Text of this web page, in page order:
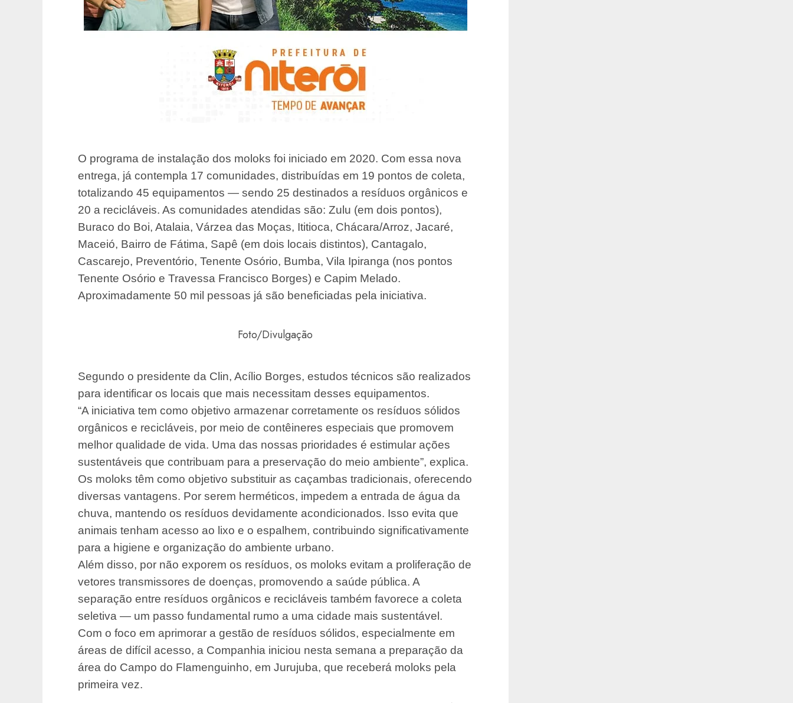
O programa de instalação dos moloks foi iniciado em 2020. Com essa nova
entrega, já contempla 17 comunidades, distribuídas em 19 pontos de coleta,
totalizando 45 equipamentos — sendo 25 destinados a resíduos orgânicos e
20 a recicláveis. As comunidades atendidas são: Zulu (em dois pontos),
Buraco do Boi, Atalaia, Várzea das Moças, Ititioca, Chácara/Arroz, Jacaré,
Maceió, Bairro de Fátima, Sapê (em dois locais distintos), Cantagalo,
Cascarejo, Preventório, Tenente Osório, Bumba, Vila Ipiranga (nos pontos
Tenente Osório e Travessa Francisco Borges) e Capim Melado.
Aproximadamente 50 mil pessoas já são beneficiadas pela iniciativa.
Foto/Divulgação
Segundo o presidente da Clin, Acílio Borges, estudos técnicos são realizados
para identificar os locais que mais necessitam desses equipamentos.
“A iniciativa tem como objetivo armazenar corretamente os resíduos sólidos
orgânicos e recicláveis, por meio de contêineres especiais que promovem
melhor qualidade de vida. Uma das nossas prioridades é estimular ações
sustentáveis que contribuam para a preservação do meio ambiente”, explica.
Os moloks têm como objetivo substituir as caçambas tradicionais, oferecendo
diversas vantagens. Por serem herméticos, impedem a entrada de água da
chuva, mantendo os resíduos devidamente acondicionados. Isso evita que
animais tenham acesso ao lixo e o espalhem, contribuindo significativamente
para a higiene e organização do ambiente urbano.
Além disso, por não exporem os resíduos, os moloks evitam a proliferação de
vetores transmissores de doenças, promovendo a saúde pública. A
separação entre resíduos orgânicos e recicláveis também favorece a coleta
seletiva — um passo fundamental rumo a uma cidade mais sustentável.
Com o foco em aprimorar a gestão de resíduos sólidos, especialmente em
áreas de difícil acesso, a Companhia iniciou nesta semana a preparação da
área do Campo do Flamenguinho, em Jurujuba, que receberá moloks pela
primeira vez.